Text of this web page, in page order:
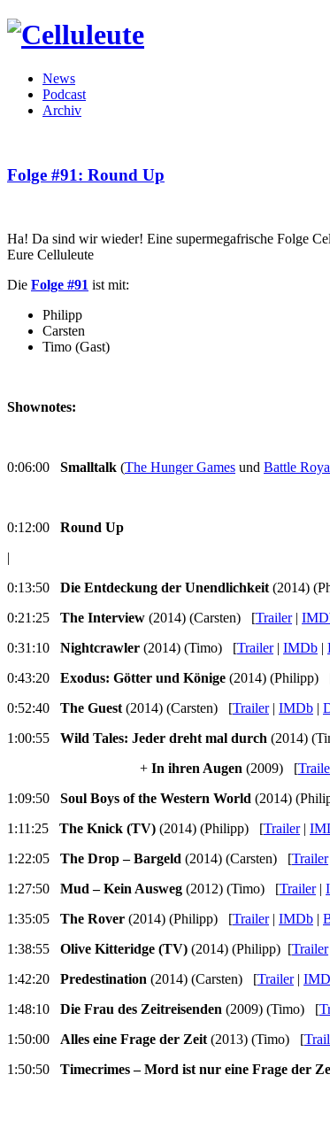
News
Podcast
Archiv
Folge #91: Round Up
Ha! Da sind wir wieder! Eine supermegafrische Folge
Eure Celluleute
Die Folge #91 ist mit:
Philipp
Carsten
Timo (Gast)
Shownotes:
0:06:00 Smalltalk (The Hunger Games und Battle
0:12:00 Round Up
|
0:13:50 Die Entdeckung der Unendlichkeit (2014)
0:21:25 The Interview (2014) (Carsten) [Trailer|
0:31:10 Nightcrawler (2014) (Timo) [Trailer| IMDb |
0:43:20 Exodus: Götter und Könige (2014) (Philipp)
0:52:40
The Guest (2014) (Carsten) [Trailer| IMDb |
1:00:55 Wild Tales: Jeder dreht mal durch (2014)
+ In ihren Augen (2009) [
1:09:50 Soul Boys of the Western World (2014)
1:11:25 The Knick (TV) (2014) (Philipp) [Trailer|
1:22:05 The Drop – Bargeld (2014) (Carsten) [Trailer
1:27:50 Mud – Kein Ausweg (2012) (Timo) [Trailer|
1:35:05 The Rover (2014) (Philipp) [Trailer| IMDb |
1:38:55 Olive Kitteridge (TV) (2014) (Philipp) [Trailer
1:42:20 Predestination (2014) (Carsten) [Trailer|
1:48:10 Die Frau des Zeitreisenden (2009) (Timo) [
1:50:00 Alles eine Frage der Zeit (2013) (Timo) [
1:50:50 Timecrimes – Mord ist nur eine Frage der